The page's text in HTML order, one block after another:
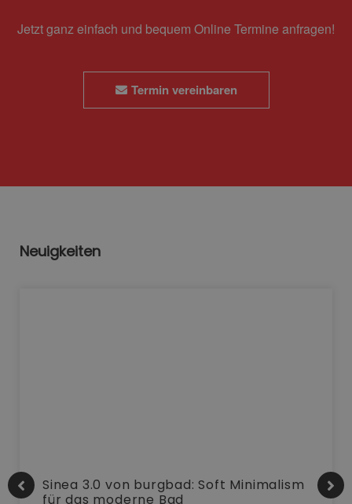
Jetzt ganz einfach und bequem Online Termine anfragen!
Termin vereinbaren
Neuigkeiten
Sinea 3.0 von burgbad: Soft Minimalism
für das moderne Bad